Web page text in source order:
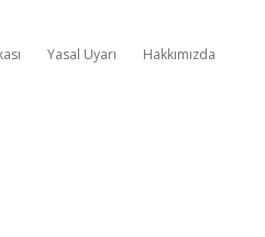
Yasal Uyarı Hakkımızda